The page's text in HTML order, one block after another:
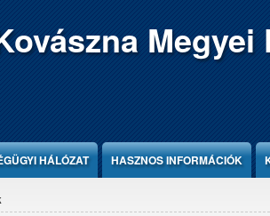
HÁLÓZAT HASZNOS INFORMÁCIÓK